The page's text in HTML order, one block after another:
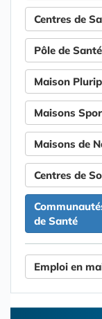
Centres de
Pôle de Santé
Maison
Maisons
Maisons de
Centres de
de Santé
Emploi en